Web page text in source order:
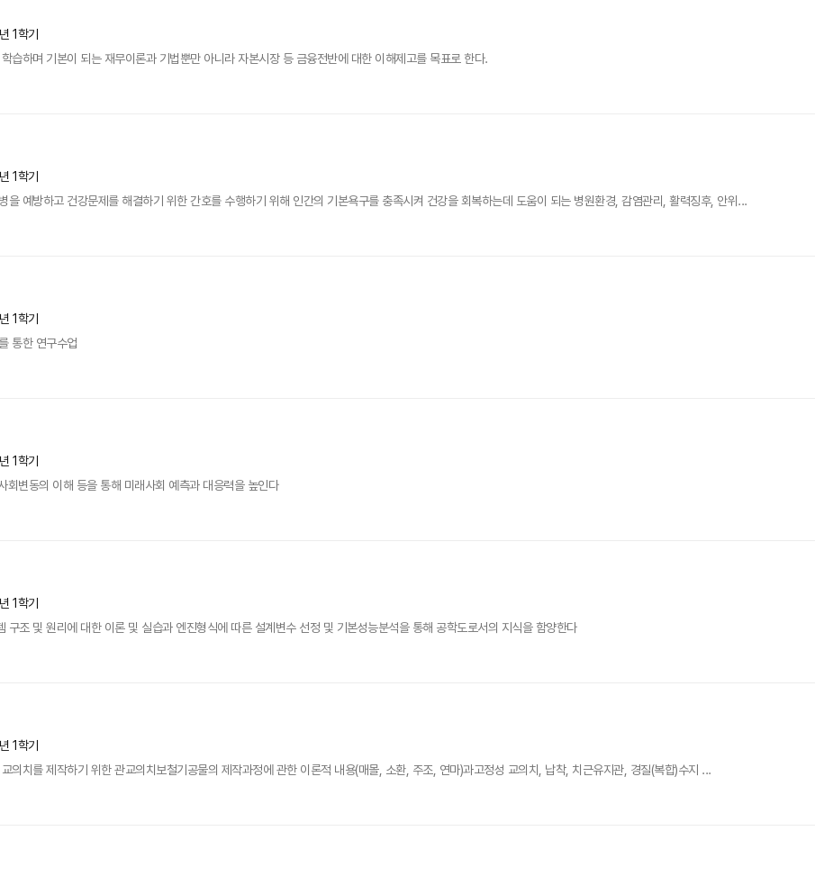
1학기
습하며 기본이 되는 재무이론과 기법뿐만 아니라 자본시장 등 금융전반에 대한 이해제고를 목표로 한다.
1학기
을 예방하고 건강문제를 해결하기 위한 간호를 수행하기 위해 인간의 기본욕구를 충족시켜 건강을 회복하는데 도움이 되는 병원환경, 감염관리, 활력징후, 안위...
1학기
통한 연구수업
1학기
회변동의 이해 등을 통해 미래사회 예측과 대응력을 높인다
1학기
구조 및 원리에 대한 이론 및 실습과 엔진형식에 따른 설계변수 선정 및 기본성능분석을 통해 공학도로서의 지식을 함양한다
1학기
의치를 제작하기 위한 관교의치보철기공물의 제작과정에 관한 이론적 내용(매몰, 소환, 주조, 연마)과고정성 교의치, 납착, 치근유지관, 경질(복합)수지 ...